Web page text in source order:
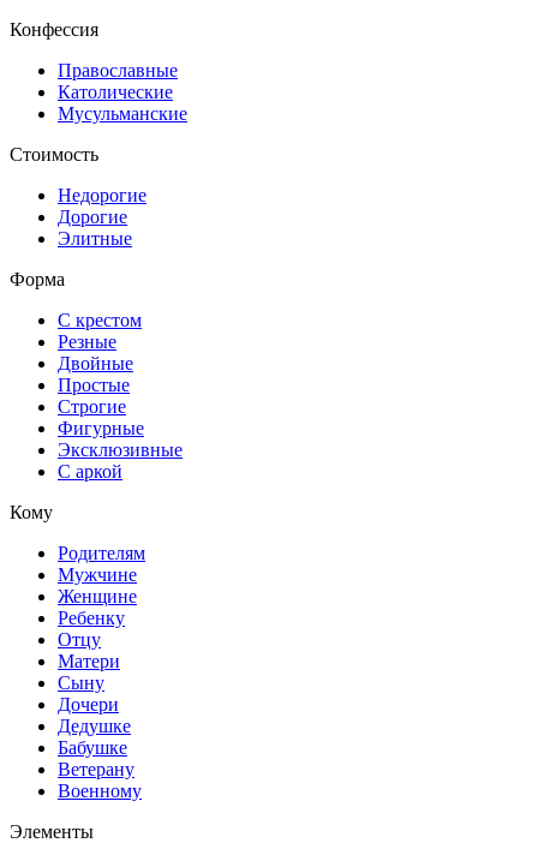
Конфессия
Православные
Католические
Мусульманские
Стоимость
Недорогие
Дорогие
Элитные
Форма
С крестом
Резные
Двойные
Простые
Строгие
Фигурные
Эксклюзивные
С аркой
Кому
Родителям
Мужчине
Женщине
Ребенку
Отцу
Матери
Сыну
Дочери
Дедушке
Бабушке
Ветерану
Военному
Элементы